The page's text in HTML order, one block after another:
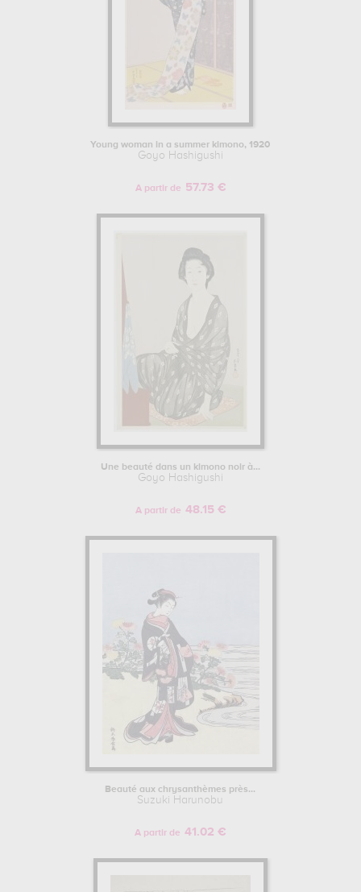
Young woman in a summer kimono, 1920
Goyo Hashigushi
A partir de 57.73 €
Une beauté dans un kimono noir à...
Goyo Hashigushi
A partir de 48.15 €
Beauté aux chrysanthèmes près...
Suzuki Harunobu
A partir de 41.02 €